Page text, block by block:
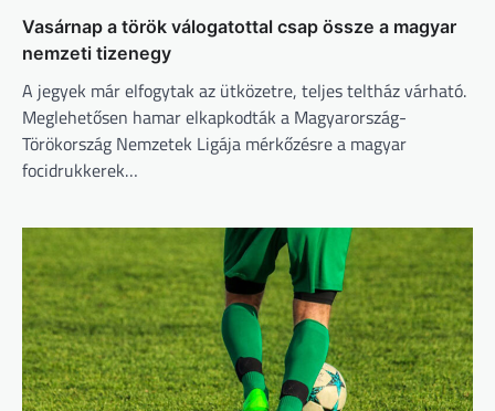
Vasárnap a török válogatottal csap össze a magyar
nemzeti tizenegy
A jegyek már elfogytak az ütközetre, teljes teltház várható.
Meglehetősen hamar elkapkodták a Magyarország-
Törökország Nemzetek Ligája mérkőzésre a magyar
focidrukkerek…